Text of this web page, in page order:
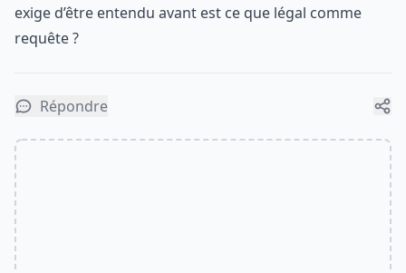
exige d’être entendu avant est ce que légal comme
requête ?
Répondre